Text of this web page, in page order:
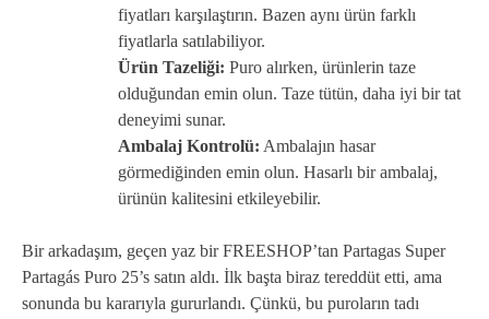
fiyatları karşılaştırın. Bazen aynı ürün farklı
fiyatlarla satılabiliyor.
Ürün Tazeliği: Puro alırken, ürünlerin taze
olduğundan emin olun. Taze tütün, daha iyi bir tat
deneyimi sunar.
Ambalaj Kontrolü: Ambalajın hasar
görmediğinden emin olun. Hasarlı bir ambalaj,
ürünün kalitesini etkileyebilir.
Bir arkadaşım, geçen yaz bir FREESHOP’tan Partagas Super
Partagás Puro 25’s satın aldı. İlk başta biraz tereddüt etti, ama
sonunda bu kararıyla gururlandı. Çünkü, bu puroların tadı